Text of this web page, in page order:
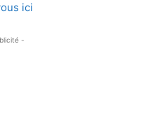
ici
-